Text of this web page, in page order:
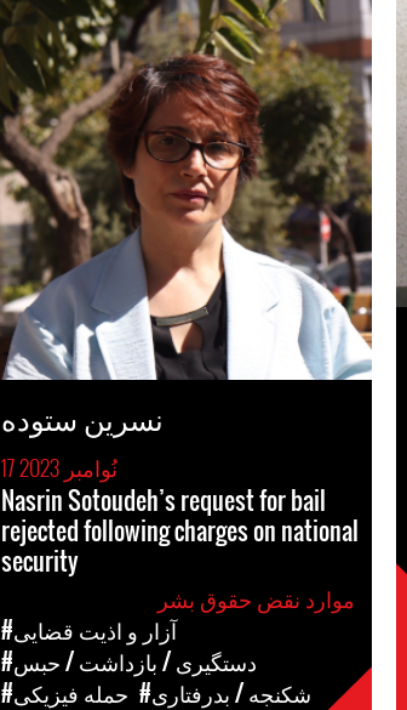
نسرین ستوده
17 نُوامبر 2023
Nasrin Sotoudeh’s request for bail
rejected following charges on national
security
#آزار و اذیت قضایی
#دستگیری / بازداشت / حبس
#حمله فیزیکی
#شکنجه / بدرفتاری